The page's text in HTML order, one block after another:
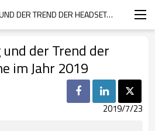
DIE ENTWICKLUNG UND DER TREND DER HEADSET-BRANCHE IM JAHR 2019
der Trend der
im Jahr 2019
2019/7/23